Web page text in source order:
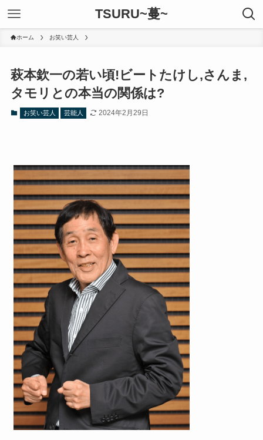
TSURU~蔓~
ホーム お笑い芸人
萩本欽一の若い頃!ビートたけし,さんま,
タモリとの本当の関係は?
お笑い芸人 芸能人 2024年2月29日